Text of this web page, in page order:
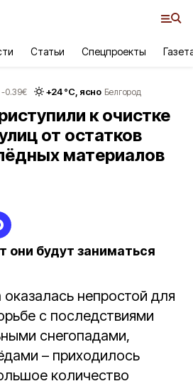
Статьи Спецпроекты
-0.39€ +24°С, ясно Белгород
к очистке
от остатков
материалов
они будут заниматься
непростой для
с последствиями
снегопадами,
– приходилось
количество